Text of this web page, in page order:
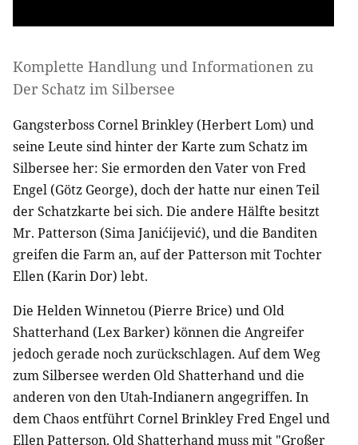
Komplette Handlung und Informationen zu
Der Schatz im Silbersee
Gangsterboss Cornel Brinkley (Herbert Lom) und
seine Leute sind hinter der Karte zum Schatz im
Silbersee her: Sie ermorden den Vater von Fred
Engel (Götz George), doch der hatte nur einen Teil
der Schatzkarte bei sich. Die andere Hälfte besitzt
Mr. Patterson (Sima Janićijević), und die Banditen
greifen die Farm an, auf der Patterson mit Tochter
Ellen (Karin Dor) lebt.
Die Helden Winnetou (Pierre Brice) und Old
Shatterhand (Lex Barker) können die Angreifer
jedoch gerade noch zurückschlagen. Auf dem Weg
zum Silbersee werden Old Shatterhand und die
anderen von den Utah-Indianern angegriffen. In
dem Chaos entführt Cornel Brinkley Fred Engel und
Ellen Patterson. Old Shatterhand muss mit "Großer